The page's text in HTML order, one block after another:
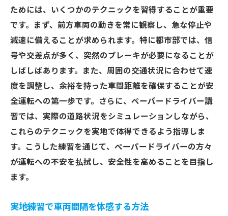
ためには、いくつかのテクニックを習得することが重要
です。まず、前方車両の動きを常に観察し、急な停止や
減速に備えることが求められます。特に都市部では、信
号や交差点が多く、突然のブレーキが必要になることが
しばしばあります。また、周囲の交通状況に合わせて速
度を調整し、余裕を持った車間距離を確保することが安
全運転への第一歩です。さらに、ペーパードライバー講
習では、実際の道路状況をシミュレーションしながら、
これらのテクニックを実地で体得できるよう指導しま
す。こうした練習を通じて、ペーパードライバーの方々
が運転への不安を払拭し、安全性を高めることを目指し
ます。
実地練習で車両間隔を体感する方法